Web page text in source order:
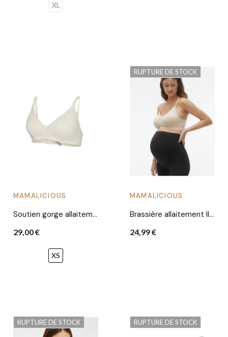
XL
MAMALICIOUS
Soutien gorge allaitement Leyla | Blanc
29,00 €
XS
MAMALICIOUS
Brassière allaitement Ilja | Mellow
24,99 €
RUPTURE DE STOCK
RUPTURE DE STOCK RUPTURE DE STOCK